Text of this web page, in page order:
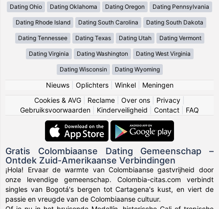
Dating Ohio Dating Oklahoma Dating Oregon Dating Pennsylvania
Dating Rhode Island Dating South Carolina Dating South Dakota
Dating Tennessee Dating Texas Dating Utah Dating Vermont
Dating Virginia Dating Washington Dating West Virginia
Dating Wisconsin Dating Wyoming
Nieuws| Oplichters| Winkel| Meningen
Cookies & AVG
Reclame Over ons Privacy
Gebruiksvoorwaarden
Kinderveiligheid Contact FAQ
Gratis Colombiaanse Dating Gemeenschap –
Ontdek Zuid-Amerikaanse Verbindingen
¡Hola! Ervaar de warmte van Colombiaanse gastvrijheid door
onze levendige gemeenschap. Colombia-citas.com verbindt
singles van Bogotá's bergen tot Cartagena's kust, en viert de
passie en vreugde van de Colombiaanse cultuur.